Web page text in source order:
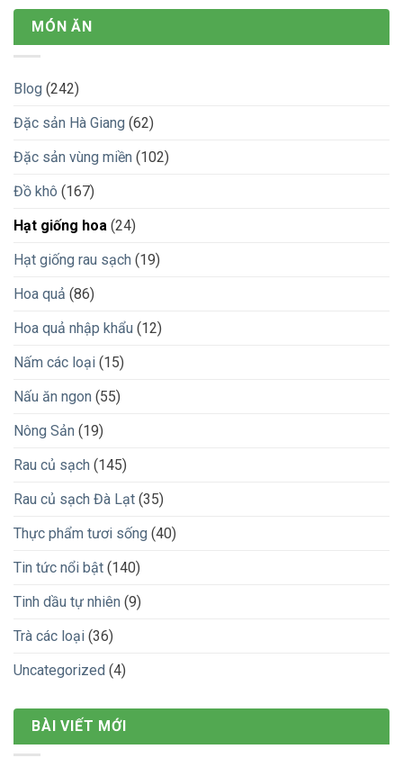
MÓN ĂN
Blog (242)
Đặc sản Hà Giang (62)
Đặc sản vùng miền (102)
Đồ khô (167)
Hạt giống hoa (24)
Hạt giống rau sạch (19)
Hoa quả (86)
Hoa quả nhập khẩu (12)
Nấm các loại (15)
Nấu ăn ngon (55)
Nông Sản (19)
Rau củ sạch (145)
Rau củ sạch Đà Lạt (35)
Thực phẩm tươi sống (40)
Tin tức nổi bật (140)
Tinh dầu tự nhiên (9)
Trà các loại (36)
Uncategorized (4)
BÀI VIẾT MỚI